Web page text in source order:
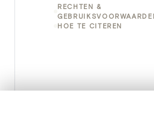
RECHTEN &
HOE TE CITEREN